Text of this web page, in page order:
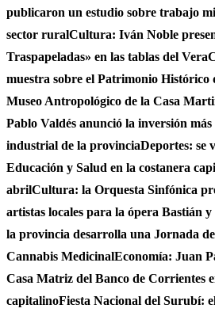
publicaron un estudio sobre trabajo
sector ruralCultura: Iván Noble
Traspapeladas» en las tablas del Vera
muestra sobre el Patrimonio Histórico
Museo Antropológico de la Casa
Pablo Valdés anunció la inversión
industrial de la provinciaDeportes: se
Educación y Salud en la costanera
abrilCultura: la Orquesta Sinfónica
artistas locales para la ópera Bastián y
la provincia desarrolla una Jornada
Cannabis MedicinalEconomía: Juan
Casa Matriz del Banco de Corrientes
capitalinoFiesta Nacional del Surubí: